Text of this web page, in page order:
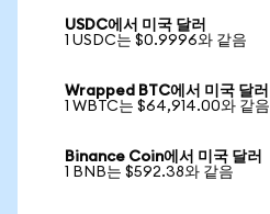
USDC에서 미국 달러
1 USDC는 $0.9996와 같음
Wrapped BTC에서 미국 달러
1 WBTC는 $64,914.00와 같음
Binance Coin에서 미국 달러
1 BNB는 $592.38와 같음